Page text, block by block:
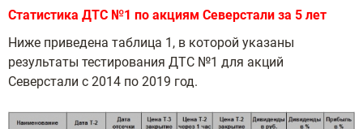
Статистика ДТС №1 по акциям Северстали за 5 лет
Ниже приведена таблица 1, в которой указаны
результаты тестирования ДТС №1 для акций
Северстали с 2014 по 2019 год.